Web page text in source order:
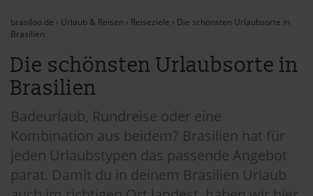
brasiloo.de › Urlaub & Reisen › Reiseziele › Die schönsten Urlaubsorte in
Brasilien
Die schönsten Urlaubsorte in
Brasilien
Badeurlaub, Rundreise oder eine
Kombination aus beidem? Brasilien hat für
jeden Urlaubstypen das passende Angebot
parat. Damit du in deinem Brasilien Urlaub